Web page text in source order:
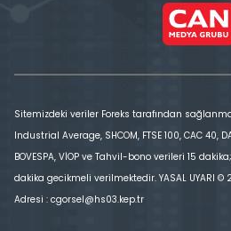
Sitemizdeki veriler Foreks tarafından
Industrial Average, SHCOM, FTSE 100, CAC 40,
BOVESPA, VİOP ve Tahvil-bono verileri 15 dakika;
dakika gecikmeli verilmektedir. YASAL UYARI ©
Adresi : cgorsel@hs03.kep.tr